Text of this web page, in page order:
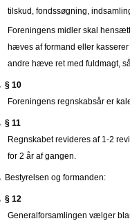
tilskud, fondssøgning,
Foreningens midler skal
hæves af formand eller
andre hæve ret med fuldmagt,
§ 10
Foreningens regnskabsår er
§ 11
Regnskabet revideres af 1-2
for 2 år af gangen.
Bestyrelsen og formanden:
§ 12
Generalforsamlingen vælger